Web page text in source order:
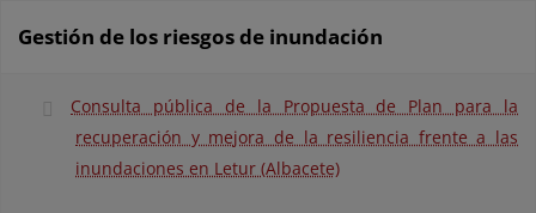
Gestión de los riesgos de inundación
Consulta pública de la Propuesta de Plan para la
recuperación y mejora de la resiliencia frente a las
inundaciones en Letur (Albacete)